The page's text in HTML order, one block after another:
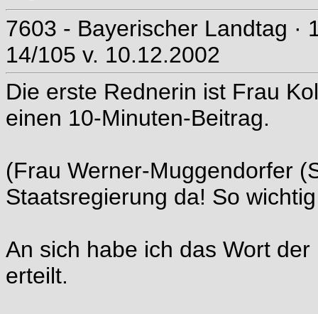
7603 - Bayerischer Landtag ·
14/105 v. 10.12.2002
Die erste Rednerin ist Frau
einen 10-Minuten-Beitrag.
(Frau Werner-Muggendorfer
Staatsregierung da! So
An sich habe ich das Wort
erteilt.